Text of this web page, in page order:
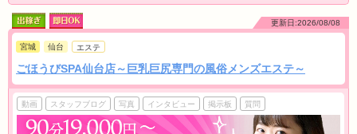
更新日:2026/08/08
宮城 仙台 エステ
ごほうびSPA仙台店～巨乳巨尻専門の風俗メンズエステ～
動画 スタッフブログ 写真 インタビュー 掲示板 質問